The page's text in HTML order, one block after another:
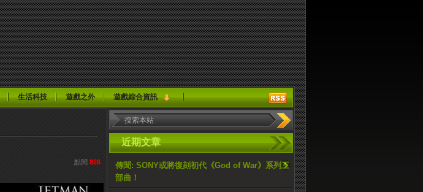
生活科技 遊戲之外 遊戲綜合資訊
近期文章
傳聞: SONY或將復刻初代《God of War》系列三
部曲！
點閱 826